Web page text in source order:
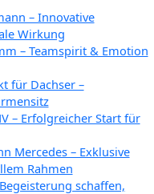
– Innovative
Wirkung
– Teamspirit & Emotion
für Dachser –
– Erfolgreicher Start für
Mercedes – Exklusive
Rahmen
schaffen,